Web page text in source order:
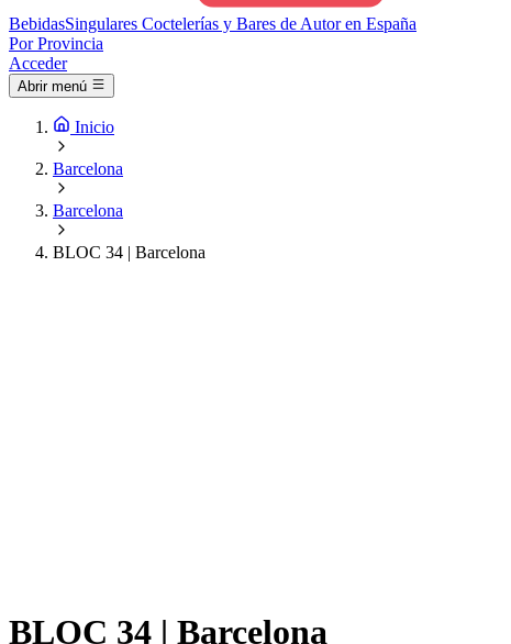
BebidasSingulares Coctelerías y Bares de Autor en España
Por Provincia
Acceder
Abrir menú
Inicio
Barcelona
Barcelona
BLOC 34 | Barcelona
BLOC 34 | Barcelona